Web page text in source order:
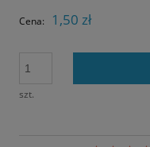
Cena: 1,50 zł
szt.